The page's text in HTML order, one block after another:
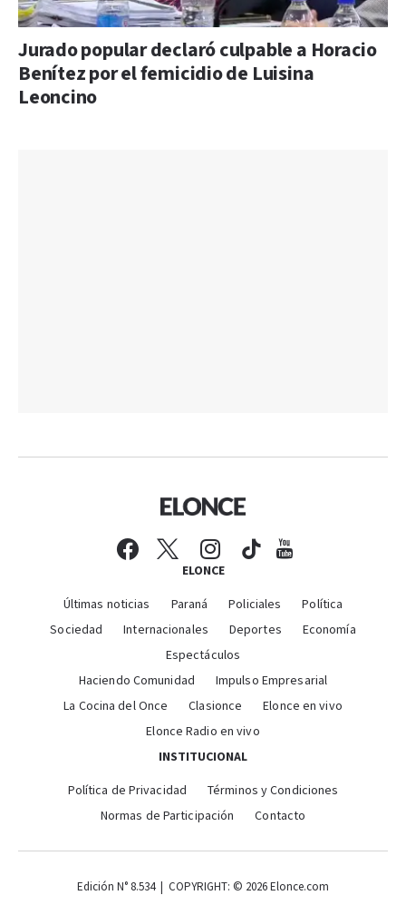
Jurado popular declaró culpable a Horacio
Benítez por el femicidio de Luisina
Leoncino
ELONCE
Últimas noticias Paraná Policiales
Política
Sociedad
Internacionales Deportes
Economía
Espectáculos
Haciendo Comunidad
Impulso Empresarial
La Cocina del Once
Clasionce
Elonce en vivo
Elonce Radio en vivo
INSTITUCIONAL
Política de Privacidad
Términos y Condiciones
Normas de Participación
Contacto
Edición N° 8.534 | COPYRIGHT: © 2026 Elonce.com